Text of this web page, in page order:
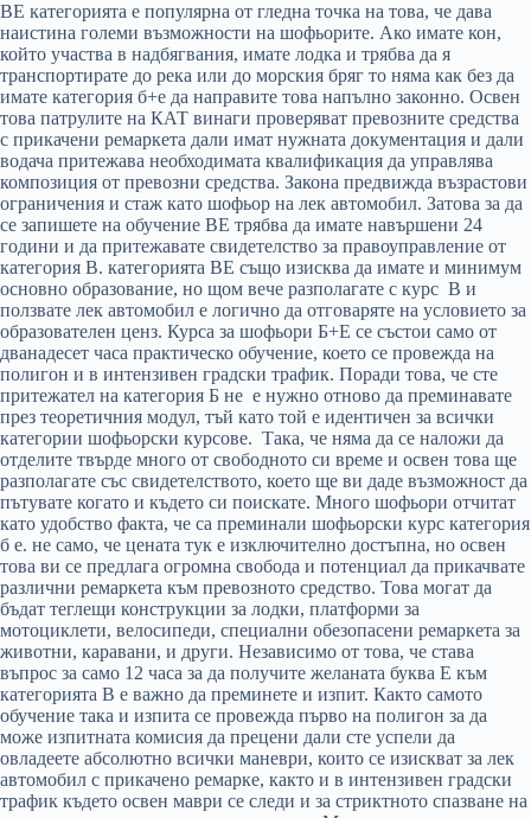
BE категорията е популярна от гледна точка на това, че дава
наистина големи възможности на шофьорите. Ако имате кон,
който участва в надбягвания, имате лодка и трябва да я
транспортирате до река или до морския бряг то няма как без да
имате категория б+е да направите това напълно законно. Освен
това патрулите на КАТ винаги проверяват превозните средства
с прикачени ремаркета дали имат нужната документация и дали
водача притежава необходимата квалификация да управлява
композиция от превозни средства. Закона предвижда възрастови
ограничения и стаж като шофьор на лек автомобил. Затова за да
се запишете на обучение ВЕ трябва да имате навършени 24
години и да притежавате свидетелство за правоуправление от
категория В. категорията ВЕ също изисква да имате и минимум
основно образование, но щом вече разполагате с курс В и
ползвате лек автомобил е логично да отговаряте на условието за
образователен ценз. Курса за шофьори Б+Е се състои само от
дванадесет часа практическо обучение, което се провежда на
полигон и в интензивен градски трафик. Поради това, че сте
притежател на категория Б не е нужно отново да преминавате
през теоретичния модул, тъй като той е идентичен за всички
категории шофьорски курсове. Така, че няма да се наложи да
отделите твърде много от свободното си време и освен това ще
разполагате със свидетелството, което ще ви даде възможност да
пътувате когато и където си поискате. Много шофьори отчитат
като удобство факта, че са преминали шофьорски курс категория
б е. не само, че цената тук е изключително достъпна, но освен
това ви се предлага огромна свобода и потенциал да прикачвате
различни ремаркета към превозното средство. Това могат да
бъдат теглещи конструкции за лодки, платформи за
мотоциклети, велосипеди, специални обезопасени ремаркета за
животни, каравани, и други. Независимо от това, че става
въпрос за само 12 часа за да получите желаната буква Е към
категорията В е важно да преминете и изпит. Както самото
обучение така и изпита се провежда първо на полигон за да
може изпитната комисия да прецени дали сте успели да
овладеете абсолютно всички маневри, които се изискват за лек
автомобил с прикачено ремарке, както и в интензивен градски
трафик където освен маври се следи и за стриктното спазване на